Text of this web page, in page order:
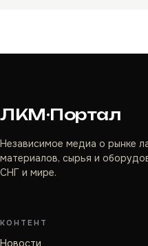
ЛКМ·Портал
Независимое медиа о рынке
материалов, сырья и
СНГ и мире.
КОНТЕНТ
Новости